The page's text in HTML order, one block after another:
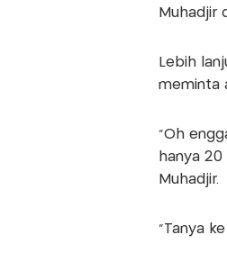
Muhadjir
Lebih
meminta
"Oh
hanya 20
Muhadjir.
"Tanya